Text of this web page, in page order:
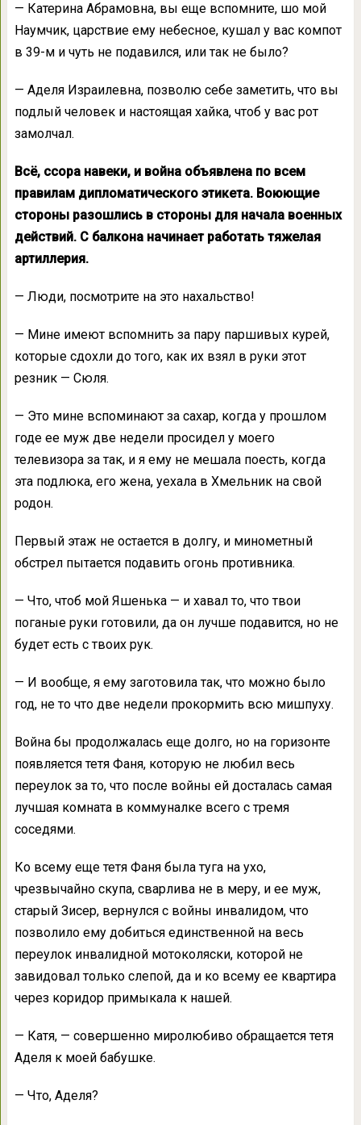
— Катерина Абрамовна, вы еще вспомните, шо мой
Наумчик, царствие ему небесное, кушал у вас компот
в 39-м и чуть не подавился, или так не было?
— Аделя Израилевна, позволю себе заметить, что вы
подлый человек и настоящая хайка, чтоб у вас рот
замолчал.
Всё, ссора навеки, и война объявлена по всем
правилам дипломатического этикета. Воюющие
стороны разошлись в стороны для начала военных
действий. С балкона начинает работать тяжелая
артиллерия.
— Люди, посмотрите на это нахальство!
— Мине имеют вспомнить за пару паршивых курей,
которые сдохли до того, как их взял в руки этот
резник — Сюля.
— Это мине вспоминают за сахар, когда у прошлом
годе ее муж две недели просидел у моего
телевизора за так, и я ему не мешала поесть, когда
эта подлюка, его жена, уехала в Хмельник на свой
родон.
Первый этаж не остается в долгу, и минометный
обстрел пытается подавить огонь противника.
— Что, чтоб мой Яшенька — и хавал то, что твои
поганые руки готовили, да он лучше подавится, но не
будет есть с твоих рук.
— И вообще, я ему заготовила так, что можно было
год, не то что две недели прокормить всю мишпуху.
Война бы продолжалась еще долго, но на горизонте
появляется тетя Фаня, которую не любил весь
переулок за то, что после войны ей досталась самая
лучшая комната в коммуналке всего с тремя
соседями.
Ко всему еще тетя Фаня была туга на ухо,
чрезвычайно скупа, сварлива не в меру, и ее муж,
старый Зисер, вернулся с войны инвалидом, что
позволило ему добиться единственной на весь
переулок инвалидной мотоколяски, которой не
завидовал только слепой, да и ко всему ее квартира
через коридор примыкала к нашей.
— Катя, — совершенно миролюбиво обращается тетя
Аделя к моей бабушке.
— Что, Аделя?